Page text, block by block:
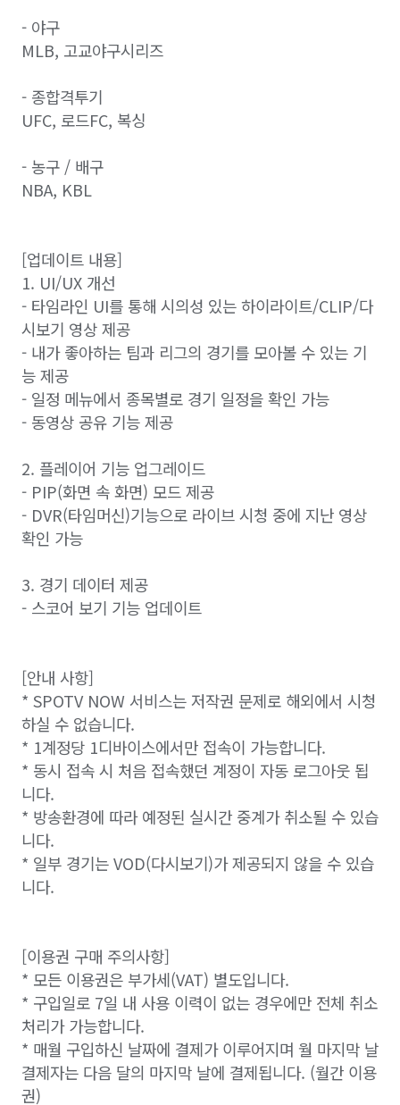
- 야구
MLB, 고교야구시리즈
- 종합격투기
UFC, 로드FC, 복싱
- 농구 / 배구
NBA, KBL
[업데이트 내용]
1. UI/UX 개선
- 타임라인 UI를 통해 시의성 있는 하이라이트/CLIP/다
시보기 영상 제공
- 내가 좋아하는 팀과 리그의 경기를 모아볼 수 있는 기
능 제공
- 일정 메뉴에서 종목별로 경기 일정을 확인 가능
- 동영상 공유 기능 제공
2. 플레이어 기능 업그레이드
- PIP(화면 속 화면) 모드 제공
- DVR(타임머신)기능으로 라이브 시청 중에 지난 영상
확인 가능
3. 경기 데이터 제공
- 스코어 보기 기능 업데이트
[안내 사항]
* SPOTV NOW 서비스는 저작권 문제로 해외에서 시청
하실 수 없습니다.
* 1계정당 1디바이스에서만 접속이 가능합니다.
* 동시 접속 시 처음 접속했던 계정이 자동 로그아웃 됩
니다.
* 방송환경에 따라 예정된 실시간 중계가 취소될 수 있습
니다.
* 일부 경기는 VOD(다시보기)가 제공되지 않을 수 있습
니다.
[이용권 구매 주의사항]
* 모든 이용권은 부가세(VAT) 별도입니다.
* 구입일로 7일 내 사용 이력이 없는 경우에만 전체 취소
처리가 가능합니다.
* 매월 구입하신 날짜에 결제가 이루어지며 월 마지막 날
결제자는 다음 달의 마지막 날에 결제됩니다. (월간 이용
권)